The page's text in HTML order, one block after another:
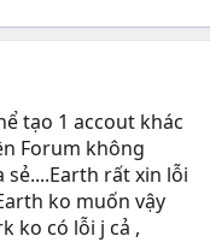
tạo 1 accout khác
Forum không
rất xin lỗi
ko muốn vậy
ko có lỗi j cả ,